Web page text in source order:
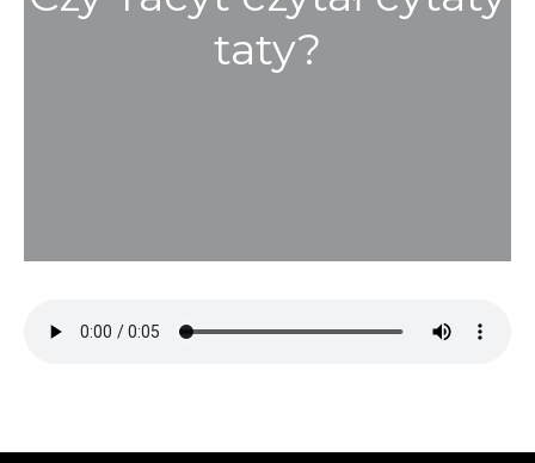
taty?